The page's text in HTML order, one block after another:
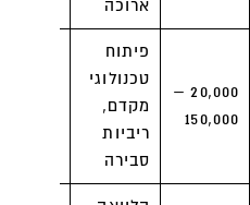
ארוכה
20,000 –
150,000
פיתוח
טכנולוגי
מקדם,
ריביות
סבירה